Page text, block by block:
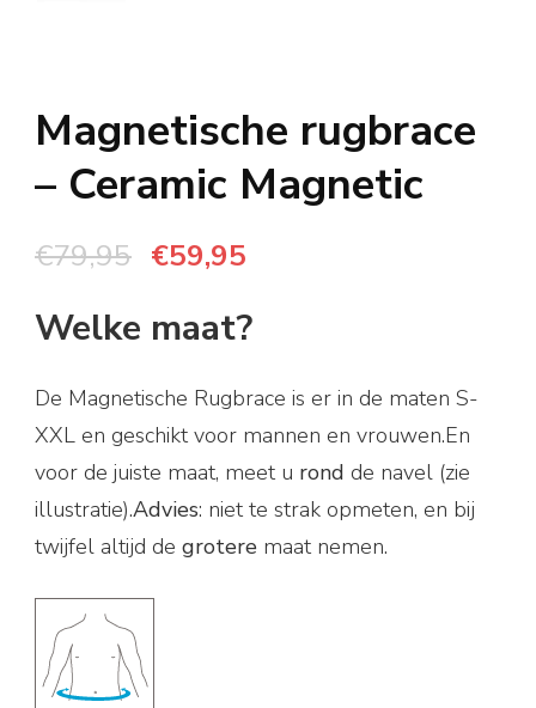
Magnetische rugbrace
– Ceramic Magnetic
€79,95 Oorspronkelijke
was:
€59,95
Welke maat?
De Magnetische Rugbrace is er in de maten S-
XXL en geschikt voor mannen en vrouwen.En
voor de juiste maat, meet u rond de navel (zie
illustratie).Advies: niet te strak opmeten, en bij
twijfel altijd de grotere maat nemen.